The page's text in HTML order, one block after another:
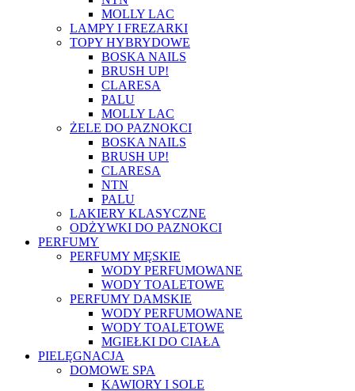
MOLLY LAC
LAMPY I FREZARKI
TOPY HYBRYDOWE
BOSKA NAILS
BRUSH UP!
CLARESA
PALU
MOLLY LAC
ŻELE DO PAZNOKCI
BOSKA NAILS
BRUSH UP!
CLARESA
NTN
PALU
LAKIERY KLASYCZNE
ODŻYWKI DO PAZNOKCI
PERFUMY
PERFUMY MĘSKIE
WODY PERFUMOWANE
WODY TOALETOWE
PERFUMY DAMSKIE
WODY PERFUMOWANE
WODY TOALETOWE
MGIEŁKI DO CIAŁA
PIELĘGNACJA
DOMOWE SPA
KAWIORY I SOLE